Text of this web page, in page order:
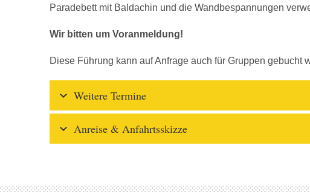
Paradebett mit Baldachin und die Wandbespannungen
Wir bitten um Voranmeldung!
Diese Führung kann auf Anfrage auch für Gruppen gebucht
Weitere Termine
Anreise & Anfahrtsskizze